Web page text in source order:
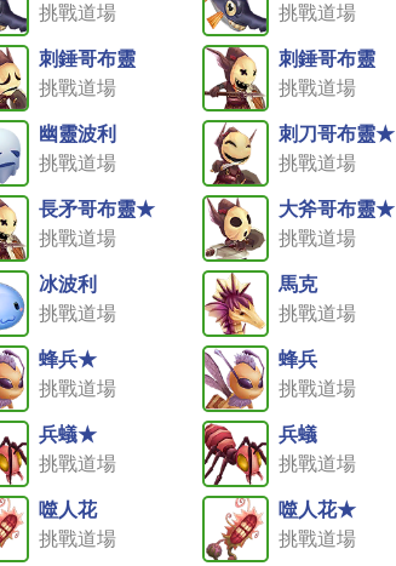
挑戰道場
挑戰道場
刺錘哥布靈
挑戰道場
刺錘哥布靈
挑戰道場
幽靈波利
挑戰道場
刺刀哥布靈★
挑戰道場
長矛哥布靈★
挑戰道場
大斧哥布靈★
挑戰道場
冰波利
挑戰道場
馬克
挑戰道場
蜂兵★
挑戰道場
蜂兵
挑戰道場
兵蟻★
挑戰道場
兵蟻
挑戰道場
噬人花
挑戰道場
噬人花★
挑戰道場